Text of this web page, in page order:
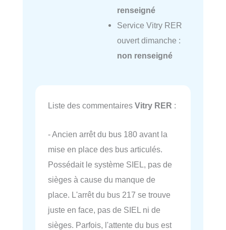
renseigné
Service Vitry RER
ouvert dimanche :
non renseigné
Liste des commentaires Vitry RER :
- Ancien arrêt du bus 180 avant la
mise en place des bus articulés.
Possédait le système SIEL, pas de
sièges à cause du manque de
place. L'arrêt du bus 217 se trouve
juste en face, pas de SIEL ni de
sièges. Parfois, l'attente du bus est